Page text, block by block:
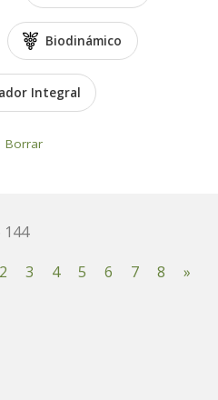
Biodinámico
Integral
Borrar
144
2 3 4 5 6 7 8 »